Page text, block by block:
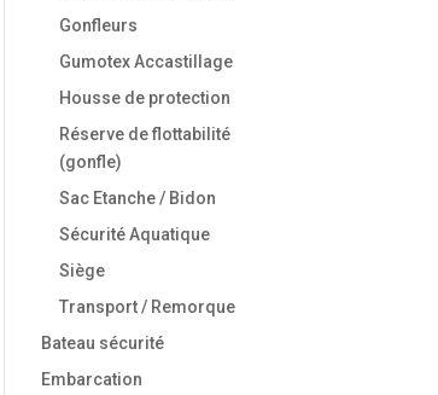
Gonfleurs
Gumotex Accastillage
Housse de protection
Réserve de flottabilité
(gonfle)
Sac Etanche / Bidon
Sécurité Aquatique
Siège
Transport / Remorque
Bateau sécurité
Embarcation